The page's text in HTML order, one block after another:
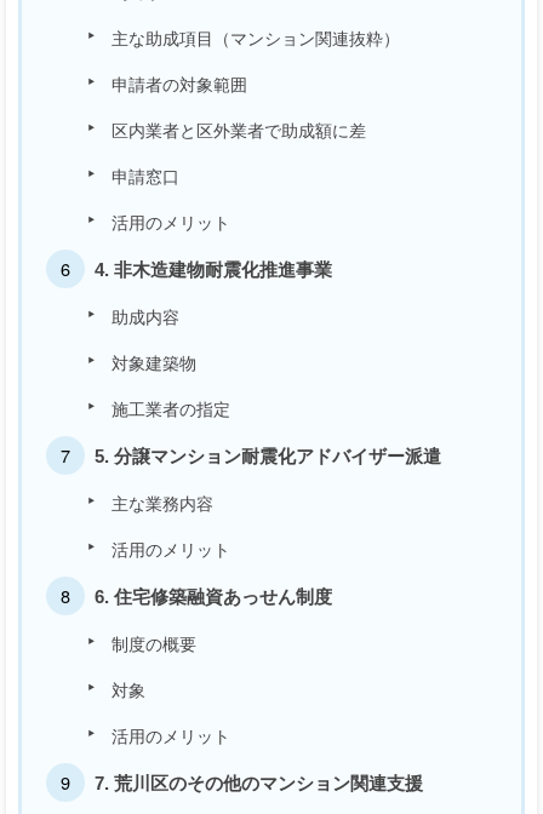
主な助成項目（マンション関連抜粋）
申請者の対象範囲
区内業者と区外業者で助成額に差
申請窓口
活用のメリット
4. 非木造建物耐震化推進事業
助成内容
対象建築物
施工業者の指定
5. 分譲マンション耐震化アドバイザー派遣
主な業務内容
活用のメリット
6. 住宅修築融資あっせん制度
制度の概要
対象
活用のメリット
7. 荒川区のその他のマンション関連支援